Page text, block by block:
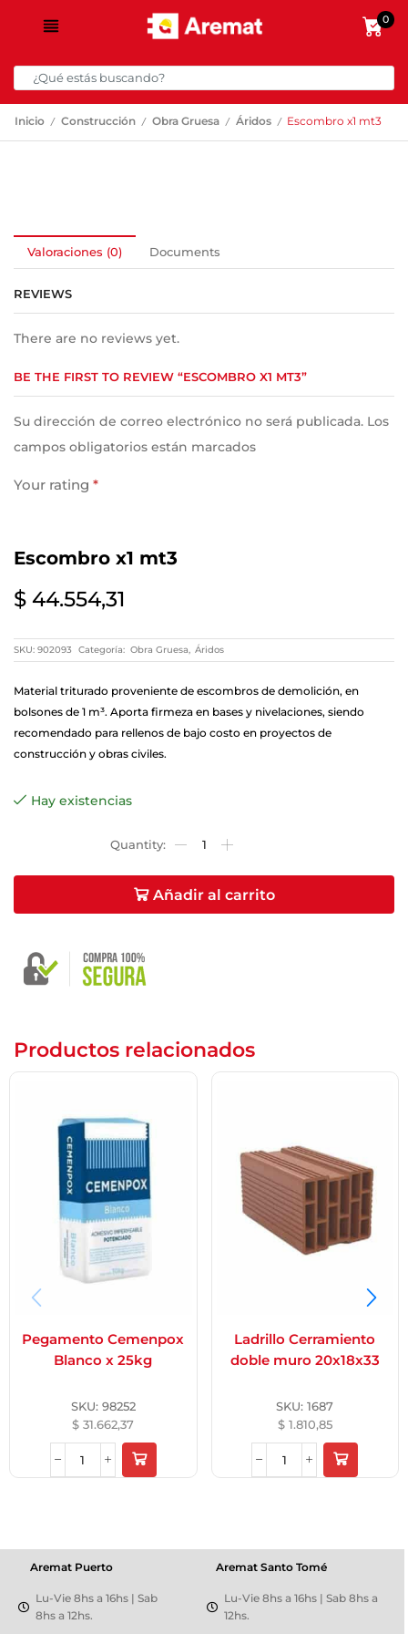
0
Inicio / Construcción / Obra Gruesa / Áridos / Escombro x1 mt3
Valoraciones (0) Documents
REVIEWS
There are no reviews yet.
BE THE FIRST TO REVIEW “ESCOMBRO X1 MT3”
Su dirección de correo electrónico no será publicada. Los
campos obligatorios están marcados
Your rating *
este navegador para la próxima vez que comente.
Escombro x1 mt3
$ 44.554,31
SKU: 902093 Categoría: Obra Gruesa, Áridos
Material triturado proveniente de escombros de demolición, en
bolsones de 1 m³. Aporta firmeza en bases y nivelaciones, siendo
recomendado para rellenos de bajo costo en proyectos de
construcción y obras civiles.
Hay existencias
Añadir al carrito
Productos relacionados
Pegamento Cemenpox
Blanco x 25kg
SKU: 98252
$ 31.662,37
Ladrillo Cerramiento
doble muro 20x18x33
SKU:1687
$1.810,85
Aremat Santo Tomé
Lu-Vie 8hs a 16hs | Sab 8hs a
12hs.
Aremat Puerto
Lu-Vie 8hs a 16hs | Sab
8hs a 12hs.